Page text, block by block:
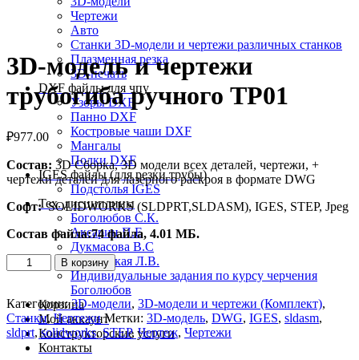
Чертежи
Авто
Станки 3D-модели и чертежи различных станков
Плазменная резка
3D-печать
DXF файлы для чпу
Узоры DXF
Панно DXF
Костровые чаши DXF
Мангалы
Полки DXF
IGES файлы (для резки трубы)
Подстолья IGES
Тех. дисциплины
Боголюбов С.К.
Аксарин П.Е
Дукмасова В.С
Борковская Л.В.
Индивидуальные задания по курсу черчения
Боголюбов
Корзина
Мой аккаунт
Конструкторские услуги
Контакты
3D-модель и чертежи
трубогиба ручного ТР01
₽977.00
Состав: 3D Сборка, 3D модели всех деталей, чертежи, +
чертежи деталей для лазерного раскроя в формате DWG
Софт:SOLIDWORKS (SLDPRT,SLDASM), IGES, STEP, Jpeg
Состав файла:74 файла, 4.01 МБ.
Количество
товара
модель
и
чертежи
трубогиба
В корзину
Категории:3D-модели, 3D-модели и чертежи (Комплект),
Станки,Чертежи Метки: 3D-модель, DWG, IGES, sldasm,
sldprt,solidworks,STEP,Чертеж, Чертежи